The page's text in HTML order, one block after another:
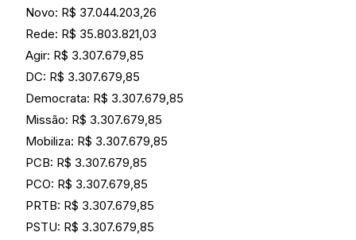
Novo: R$ 37.044.203,26
Rede: R$ 35.803.821,03
Agir: R$ 3.307.679,85
DC: R$ 3.307.679,85
Democrata: R$ 3.307.679,85
Missão: R$ 3.307.679,85
Mobiliza: R$ 3.307.679,85
PCB: R$ 3.307.679,85
PCO: R$ 3.307.679,85
PRTB: R$ 3.307.679,85
PSTU: R$ 3.307.679,85